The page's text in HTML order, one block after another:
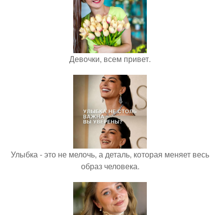
Девочки, всем привет.
Улыбка - это не мелочь, а деталь, которая меняет весь
образ человека.